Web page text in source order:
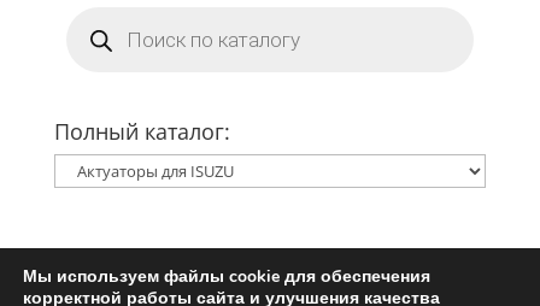
товаров
Полный каталог:
Главная Ремкомплект турбины
Мы используем файлы cookie для обеспечения
корректной работы сайта и улучшения качества